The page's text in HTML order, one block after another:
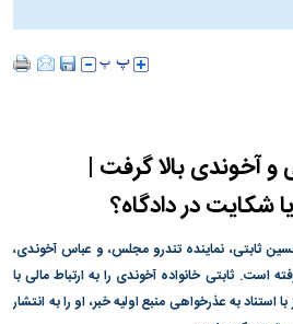
و آخوندی بالا گرفت |
شکایت در دادگاه؟
ثابتی، نماینده تندرو مجلس، و عباس آخوندی،
است. ثابتی خانواده آخوندی را به ارتباط مالی با
استناد به عذرخواهی منبع اولیه خبر، او را به انتشار